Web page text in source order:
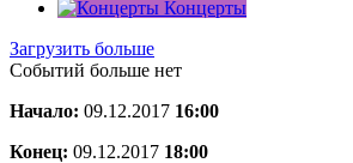
Концерты
Загрузить больше
Событий больше нет
Начало: 09.12.2017 16:00
Конец: 09.12.2017 18:00